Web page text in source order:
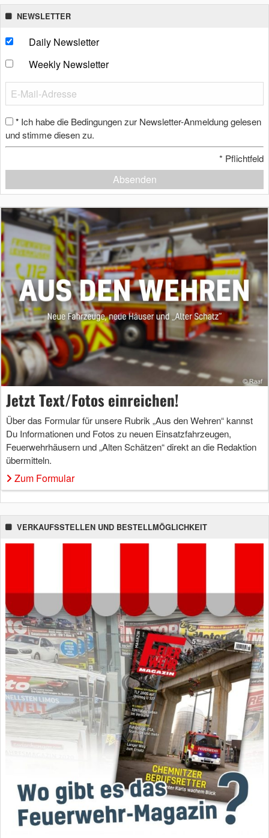
NEWSLETTER
Daily Newsletter
Weekly Newsletter
* Ich habe die Bedingungen zur Newsletter-Anmeldung gelesen
und stimme diesen zu.
* Pflichtfeld
Absenden
Jetzt Text/Fotos einreichen!
Über das Formular für unsere Rubrik „Aus den Wehren“ kannst
Du Informationen und Fotos zu neuen Einsatzfahrzeugen,
Feuerwehrhäusern und „Alten Schätzen“ direkt an die Redaktion
übermitteln.
Zum Formular
VERKAUFSSTELLEN UND BESTELLMÖGLICHKEIT